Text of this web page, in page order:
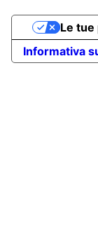
Informativa
Le tue